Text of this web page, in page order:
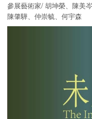
參展藝術家/ 胡坤榮、陳美
陳肇驊、仲崇毓、何宇森